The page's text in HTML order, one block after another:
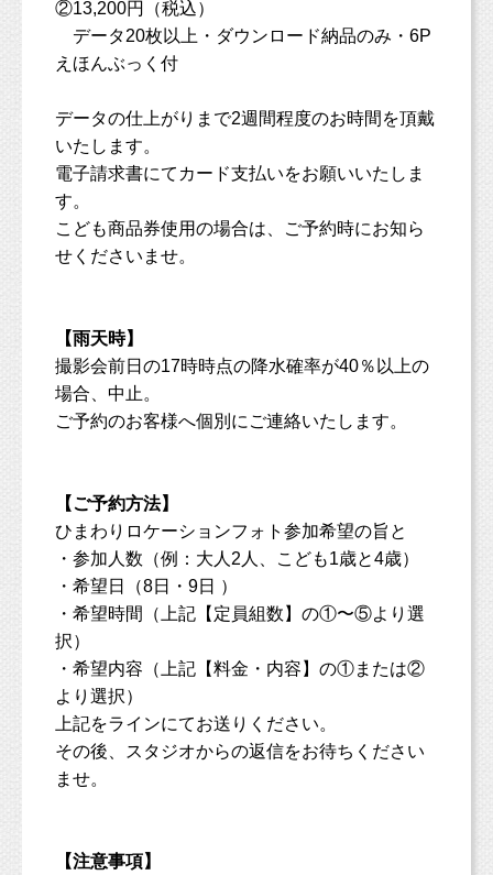
②13,200円（税込）
データ20枚以上・ダウンロード納品のみ・6P
えほんぶっく付
データの仕上がりまで2週間程度のお時間を頂戴
いたします。
電子請求書にてカード支払いをお願いいたしま
す。
こども商品券使用の場合は、ご予約時にお知ら
せくださいませ。
【雨天時】
撮影会前日の17時時点の降水確率が40％以上の
場合、中止。
ご予約のお客様へ個別にご連絡いたします。
【ご予約方法】
ひまわりロケーションフォト参加希望の旨と
・参加人数（例：大人2人、こども1歳と4歳）
・希望日（8日・9日 ）
・希望時間（上記【定員組数】の①〜⑤より選
択）
・希望内容（上記【料金・内容】の①または②
より選択）
上記をラインにてお送りください。
その後、スタジオからの返信をお待ちください
ませ。
【注意事項】